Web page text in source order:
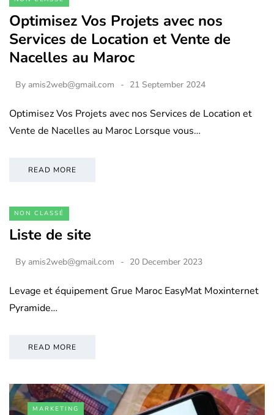
Optimisez Vos Projets avec nos
Services de Location et Vente de
Nacelles au Maroc
By amis2web@gmail.com 21 September 2024
Optimisez Vos Projets avec nos Services de Location et
Vente de Nacelles au Maroc Lorsque vous…
READ MORE
NON CLASSÉ
Liste de site
By amis2web@gmail.com 20 December 2023
Levage et équipement Grue Maroc EasyMat Moxinternet
Pyramide…
READ MORE
MARKETING